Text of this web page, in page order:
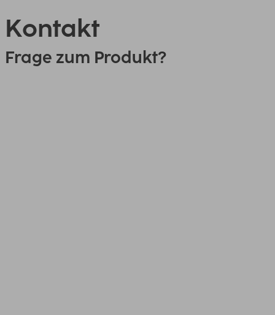
Kontakt
Frage zum Produkt?